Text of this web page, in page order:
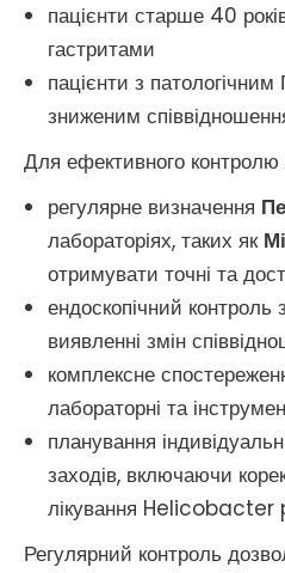
пацієнти старше 40
гастритами
пацієнти з
зниженим
Для ефективного контролю
регулярне визначення
лабораторіях, таких як
отримувати точні та
ендоскопічний контроль
виявленні змін
комплексне
лабораторні та
планування
заходів, включаючи
лікування Helicobacter
Регулярний контроль